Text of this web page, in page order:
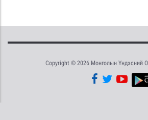
Copyright © 2026 Монголын Үндэсний